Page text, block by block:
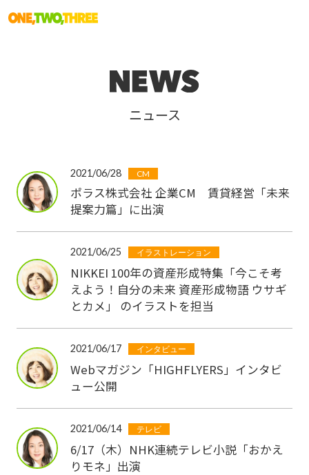
ニュース
2021/06/28 CM
ポラス株式会社 企業CM 賃貸経営「未来
提案力篇」に出演
2021/06/25 イラストレーション
NIKKEI 100年の資産形成特集「今こそ考
えよう！自分の未来 資産形成物語 ウサギ
とカメ」 のイラストを担当
2021/06/17 インタビュー
Webマガジン「HIGHFLYERS」インタビ
ュー公開
2021/06/14 テレビ
6/17（木）NHK連続テレビ小説「おかえ
りモネ」出演